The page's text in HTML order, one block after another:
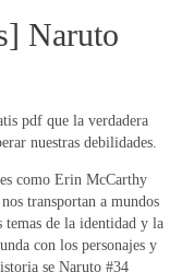
Naruto
pdf que la verdadera
nuestras debilidades.
como Erin McCarthy
transportan a mundos
de la identidad y la
con los personajes y
se Naruto #34